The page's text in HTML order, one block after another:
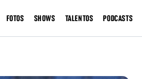
FOTOS SHOWS TALENTOS PODCASTS